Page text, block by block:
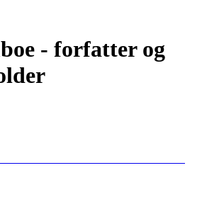
- forfatter og